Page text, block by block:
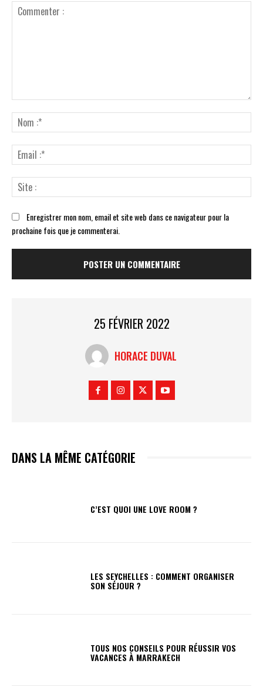
:*
:*
:
Enregistrer mon nom, email et site web dans ce navigateur pour la
prochaine fois que je commenterai.
25 FÉVRIER 2022
HORACE DUVAL
DANS LA MÊME CATÉGORIE
C’EST QUOI UNE LOVE ROOM ?
LES SEYCHELLES : COMMENT ORGANISER
SON SÉJOUR ?
TOUS NOS CONSEILS POUR RÉUSSIR VOS
VACANCES À MARRAKECH